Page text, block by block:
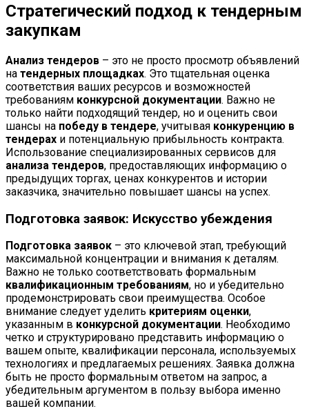
Стратегический подход к тендерным
закупкам
Анализ тендеров – это не просто просмотр объявлений
на тендерных площадках. Это тщательная оценка
соответствия ваших ресурсов и возможностей
требованиям конкурсной документации. Важно не
только найти подходящий тендер, но и оценить свои
шансы на победу в тендере, учитывая конкуренцию в
тендерах и потенциальную прибыльность контракта.
Использование специализированных сервисов для
анализа тендеров, предоставляющих информацию о
предыдущих торгах, ценах конкурентов и истории
заказчика, значительно повышает шансы на успех.
Подготовка заявок: Искусство убеждения
Подготовка заявок – это ключевой этап, требующий
максимальной концентрации и внимания к деталям.
Важно не только соответствовать формальным
квалификационным требованиям, но и убедительно
продемонстрировать свои преимущества. Особое
внимание следует уделить критериям оценки,
указанным в конкурсной документации. Необходимо
четко и структурировано представить информацию о
вашем опыте, квалификации персонала, используемых
технологиях и предлагаемых решениях. Заявка должна
быть не просто формальным ответом на запрос, а
убедительным аргументом в пользу выбора именно
вашей компании.